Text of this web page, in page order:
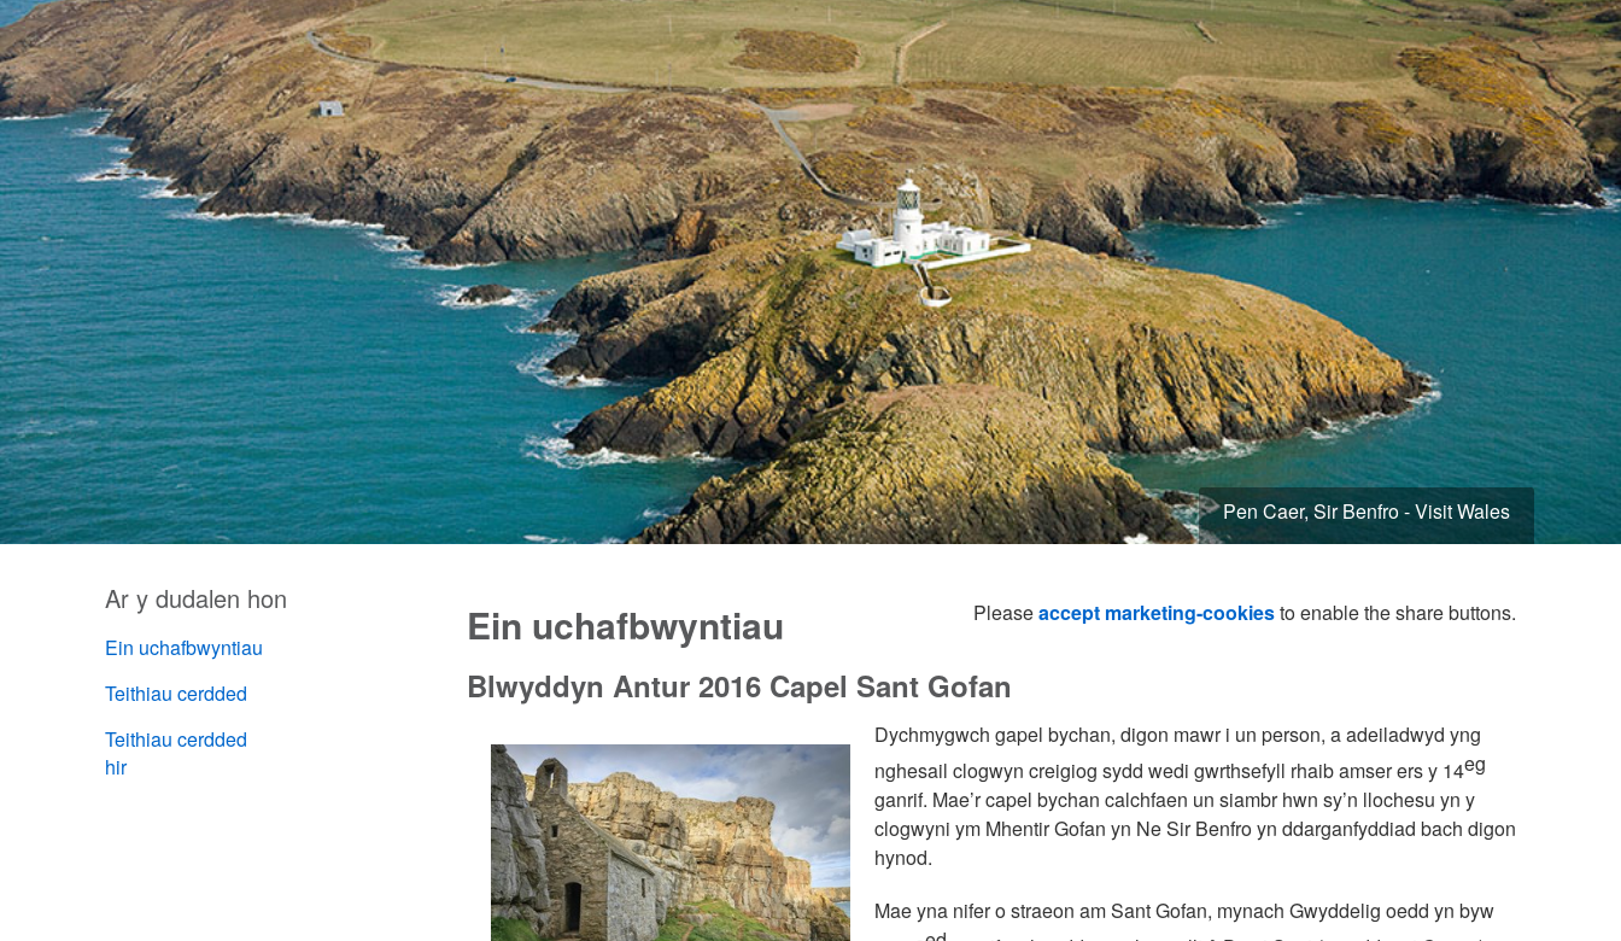
Pen Caer, Sir Benfro - Visit Wales
Ar y dudalen hon
Ein uchafbwyntiau
Teithiau cerdded
Teithiau cerdded
hir
Pleaseaccept marketing-cookiesto enable the share buttons.
Ein uchafbwyntiau
Blwyddyn Antur 2016 Capel Sant Gofan
Dychmygwch gapel bychan, digon mawr i un person, a adeiladwyd yng
nghesail clogwyn creigiog sydd wedi gwrthsefyll rhaib amser ers y 14eg
ganrif. Mae’r capel bychan calchfaen un siambr hwn sy’n llochesu yn y
clogwyni ym Mhentir Gofan yn Ne Sir Benfro yn ddarganfyddiad bach digon
hynod.
Mae yna nifer o straeon am Sant Gofan, mynach Gwyddelig oedd yn byw